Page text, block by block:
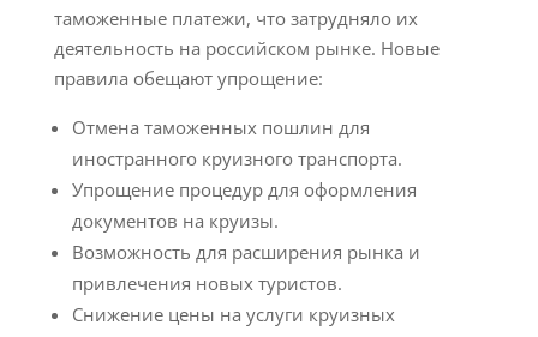
таможенные платежи, что затрудняло их
деятельность на российском рынке. Новые
правила обещают упрощение:
Отмена таможенных пошлин для
иностранного круизного транспорта.
Упрощение процедур для оформления
документов на круизы.
Возможность для расширения рынка и
привлечения новых туристов.
Снижение цены на услуги круизных